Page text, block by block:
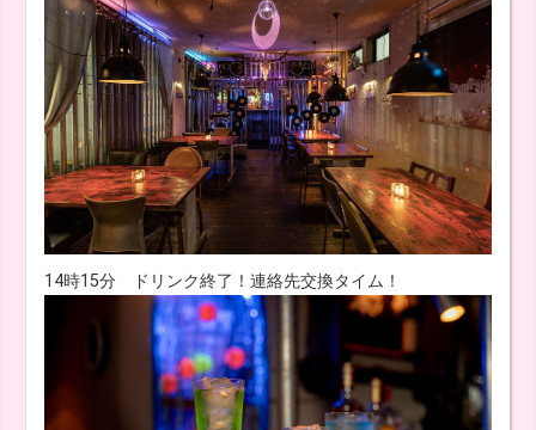
14時15分 ドリンク終了！連絡先交換タイム！